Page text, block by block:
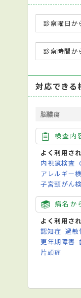
診察曜日か
診察時間か
対応できる
脳膿瘍
検査内
よく利用さ
内視鏡検査
アレルギー
子宮頸がん
病名か
よく利用さ
認知症 過敏
更年期障害
片頭痛